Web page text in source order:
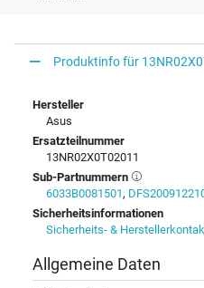
Produktinfo für
Hersteller
Asus
Ersatzteilnummer
13NR02X0T02011
Sub-Partnummern
6033B0081501,
Sicherheitsinformationen
Sicherheits- &
Allgemeine Daten